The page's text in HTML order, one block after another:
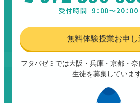
無料体験授業お申し
フタバゼミでは大阪・兵庫・京都・
生徒を募集しています